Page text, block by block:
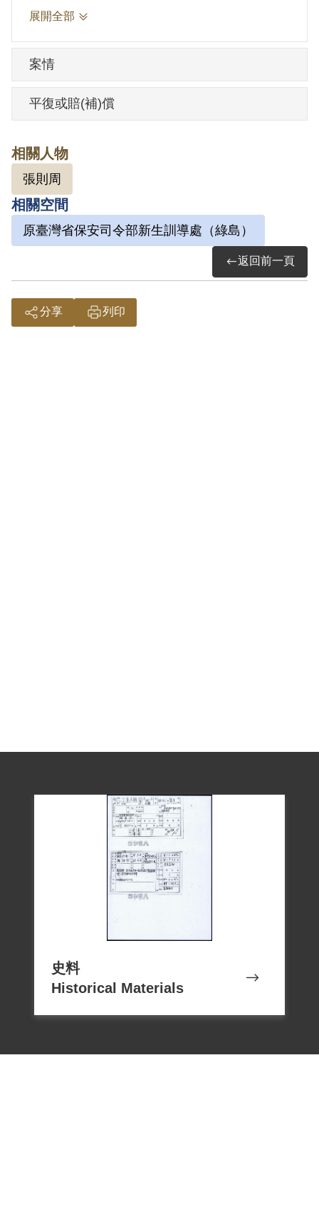
《懲治叛亂條例》第5條「參加叛亂之組
刑滿開釋。
其於1999年4月向補償基金會提出申請，
2001年1月經第2屆第2次臨時董事會審核通
加叛亂之組織，係以其之自白因陳平之
邀，而參與心理學班學生所組織「讀書
會」為據，惟其閱讀匪理論宣傳書籍等行
為，應屬思想層次問題。又原判決對其所
參加「讀書會」之性質與目的均未詳予查
2018年10月經促轉會公告撤銷判決處分。
展開全部
案情
平復或賠(補)償
相關人物
張則周
相關空間
原臺灣省保安司令部新生訓導處（綠島）
返回前一頁
分享 列印
史料
Historical Materials